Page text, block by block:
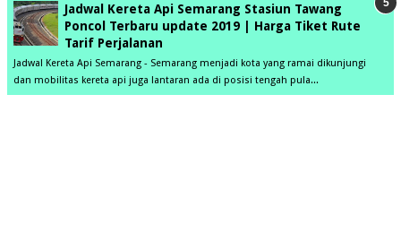
Jadwal Kereta Api Semarang Stasiun Tawang
Poncol Terbaru update 2019 | Harga Tiket Rute
Tarif Perjalanan
Jadwal Kereta Api Semarang - Semarang menjadi kota yang ramai dikunjungi
dan mobilitas kereta api juga lantaran ada di posisi tengah pula...